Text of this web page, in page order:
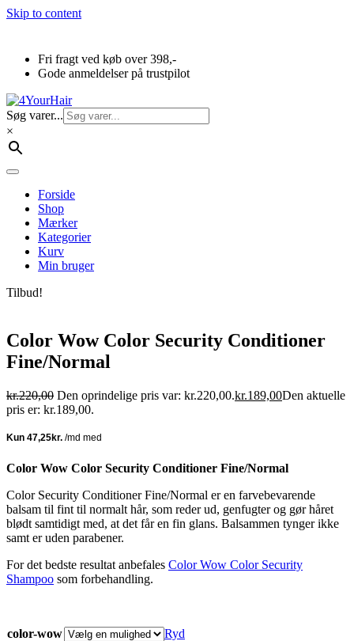
Skip to content
Fri fragt ved køb over 398,-
Gode anmeldelser på trustpilot
Søg varer...
×
Forside
Shop
Mærker
Kategorier
Kurv
Min bruger
Tilbud!
Color Wow Color Security Conditioner
Fine/Normal
kr.220,00 Den oprindelige pris var: kr.220,00.kr.189,00Den aktuelle
pris er: kr.189,00.
Color Wow Color Security Conditioner Fine/Normal
Color Security Conditioner Fine/Normal er en farvebevarende
balsam til fint til normalt hår, som reder ud, genfugter og gør håret
blødt samtidigt med, at det får en fin glans. Balsammen tynger ikke
samt er uden parabener.
For det bedste resultat anbefales Color Wow Color Security
Shampoo som forbehandling.
color-wow
Ryd